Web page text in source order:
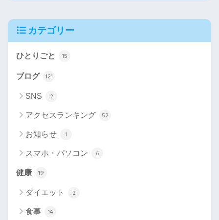
カテゴリー
ひとりごと 15
ブログ 121
SNS 2
アクセスランキング 52
お知らせ 1
スマホ・パソコン 6
健康 19
ダイエット 2
食事 14